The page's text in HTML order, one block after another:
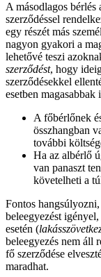
A másodlagos
szerződéssel
egy részét más
nagyon gyakori a
lehetővé teszi
szerződést, hogy
szerződésekkel
esetben
A főbérlőnek
összhangban
további
Ha az albérlő
van panaszt
követelheti a
Fontos
beleegyezést
esetén (
beleegyezés nem áll
fő szerződése
maradhat.